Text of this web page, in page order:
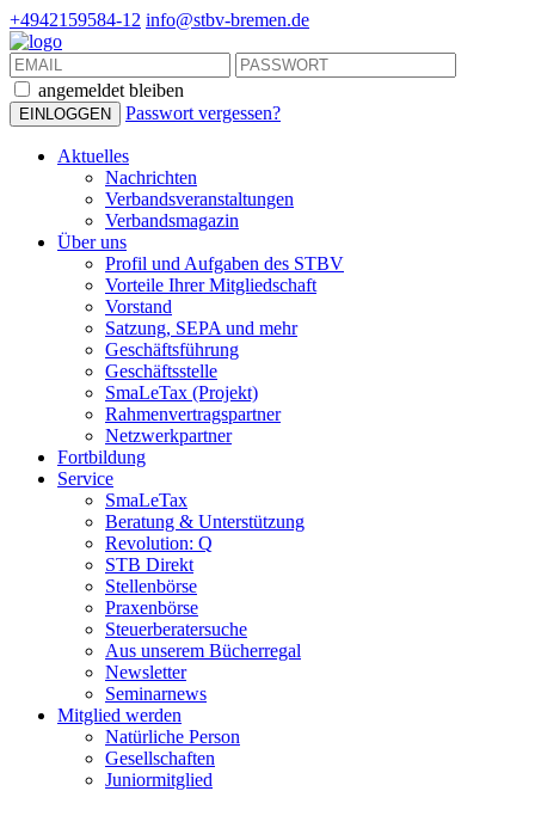
+4942159584-12 info@stbv-bremen.de
angemeldet bleiben
Passwort vergessen?
Aktuelles
Nachrichten
Verbandsveranstaltungen
Verbandsmagazin
Über uns
Profil und Aufgaben des STBV
Vorteile Ihrer Mitgliedschaft
Vorstand
Satzung, SEPA und mehr
Geschäftsführung
Geschäftsstelle
SmaLeTax (Projekt)
Rahmenvertragspartner
Netzwerkpartner
Fortbildung
Service
SmaLeTax
Beratung & Unterstützung
Revolution: Q
STB Direkt
Stellenbörse
Praxenbörse
Steuerberatersuche
Aus unserem Bücherregal
Newsletter
Seminarnews
Mitglied werden
Natürliche Person
Gesellschaften
Juniormitglied